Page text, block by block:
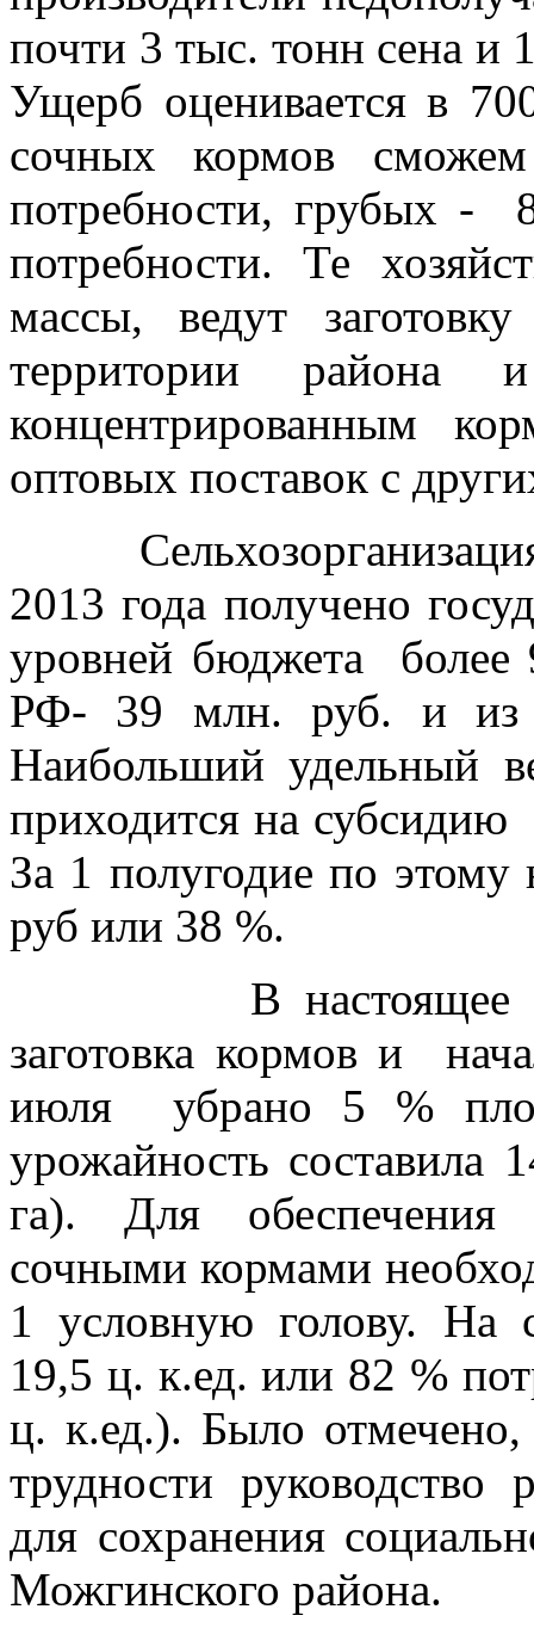
почти 3 тыс. тонн сена и
Ущерб оценивается в
сочных кормов
потребности, грубых -
потребности. Те
массы, ведут
территории
концентрированным
оптовых поставок с
2013 года получено
уровней бюджета
РФ- 39 млн. руб. и
Наибольший удельный
приходится на
За 1 полугодие по
руб или 38 %.
В настоящее
заготовка кормов и
июля убрано 5 %
урожайность составила
га). Для обеспечения
сочными кормами
1 условную голову. На
19,5 ц. к.ед. или 82 %
ц. к.ед.). Было
трудности руководство
для сохранения
Можгинского района.